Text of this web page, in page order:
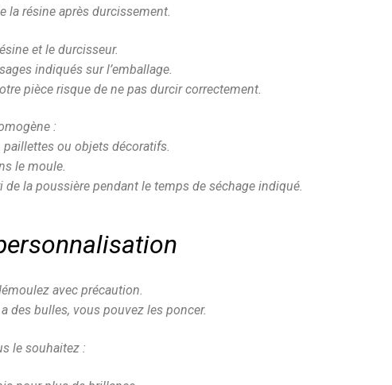
la résine après durcissement.
et le durcisseur.
indiqués sur l’emballage.
pièce risque de ne pas durcir correctement.
:
ou objets décoratifs.
le moule.
de la poussière pendant le temps de séchage indiqué.
avec précaution.
a des bulles, vous pouvez les poncer.
le souhaitez :